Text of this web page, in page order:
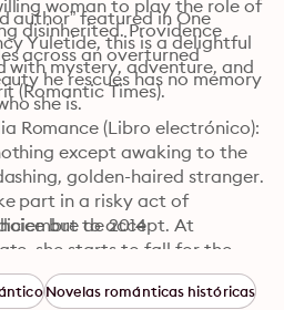
woman to play the role of
disinherited. Providence
across an overturned
he rescues has no memory
she is.
except awaking to the
golden-haired stranger.
part in a risky act of
but to accept. At
she starts to fall for the
passionately but whom she
about her past emerges
author” featured in One
Yuletide, this is a delightful
with mystery, adventure, and
(Romantic Times).
Romance (Libro electrónico):
de 2014
Novelas románticas históricas